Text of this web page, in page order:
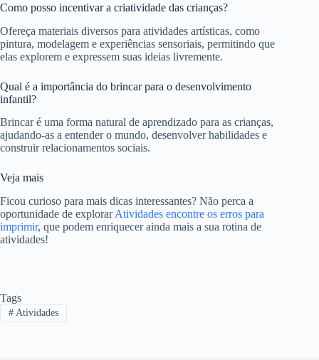
Como posso incentivar a criatividade das crianças?
Ofereça materiais diversos para atividades artísticas, como
pintura, modelagem e experiências sensoriais, permitindo que
elas explorem e expressem suas ideias livremente.
Qual é a importância do brincar para o desenvolvimento
infantil?
Brincar é uma forma natural de aprendizado para as crianças,
ajudando-as a entender o mundo, desenvolver habilidades e
construir relacionamentos sociais.
Veja mais
Ficou curioso para mais dicas interessantes? Não perca a
oportunidade de explorarAtividades encontre os erros para
imprimir, que podem enriquecer ainda mais a sua rotina de
atividades!
Tags
#Atividades